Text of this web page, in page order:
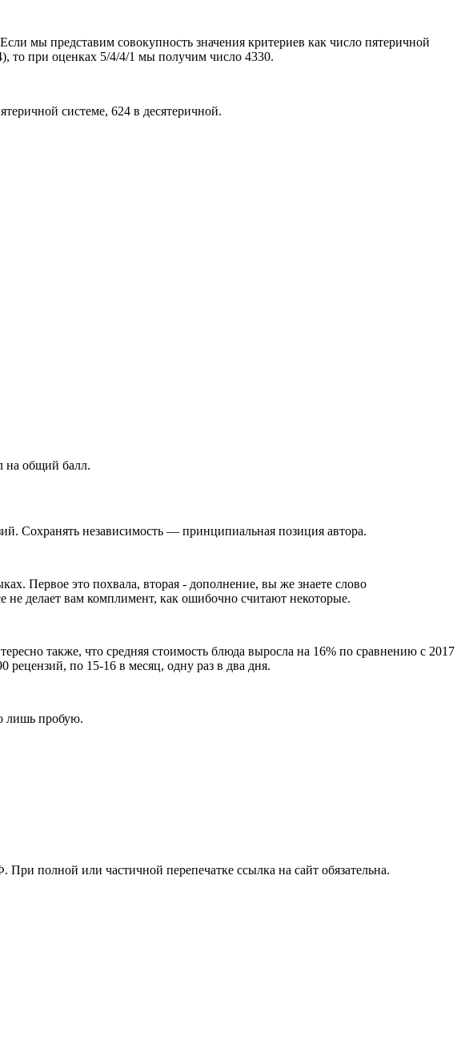
мы представим совокупность значения критериев как число пятеричной
то при оценках 5/4/4/1 мы получим число 4330.
системе, 624 в десятеричной.
на общий балл.
Сохранять независимость — принципиальная позиция автора.
Первое это похвала, вторая - дополнение, вы же знаете слово
не делает вам комплимент, как ошибочно считают некоторые.
также, что средняя стоимость блюда выросла на 16% по сравнению с 2017
по 15-16 в месяц, одну раз в два дня.
лишь пробую.
полной или частичной перепечатке ссылка на сайт обязательна.